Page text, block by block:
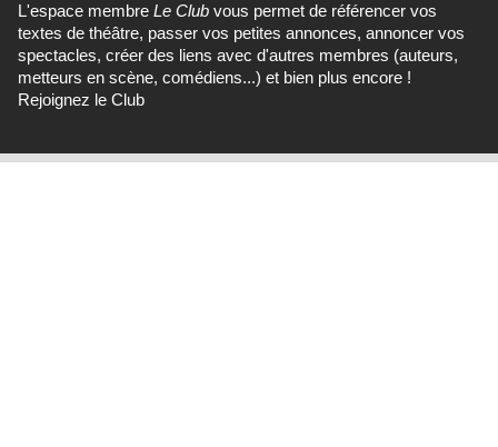
L'espace membre Le Club vous permet de référencer vos
textes de théâtre, passer vos petites annonces, annoncer vos
spectacles, créer des liens avec d'autres membres (auteurs,
metteurs en scène, comédiens...) et bien plus encore !
Rejoignez le Club